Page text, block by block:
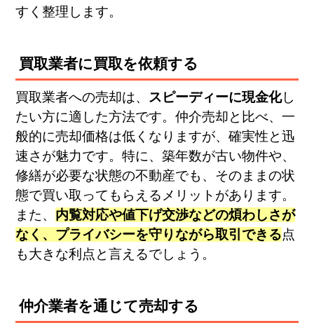
すく整理します。
買取業者に買取を依頼する
買取業者への売却は、 スピーディーに現金化し
たい方に適した方法です。仲介売却と比べ、一
般的に売却価格は低くなりますが、確実性と迅
速さが魅力です。特に、築年数が古い物件や、
修繕が必要な状態の不動産でも、そのままの状
態で買い取ってもらえるメリットがあります。
また、 内覧対応や値下げ交渉などの煩わしさが
なく、プライバシーを守りながら取引できる点
も大きな利点と言えるでしょう。
仲介業者を通じて売却する